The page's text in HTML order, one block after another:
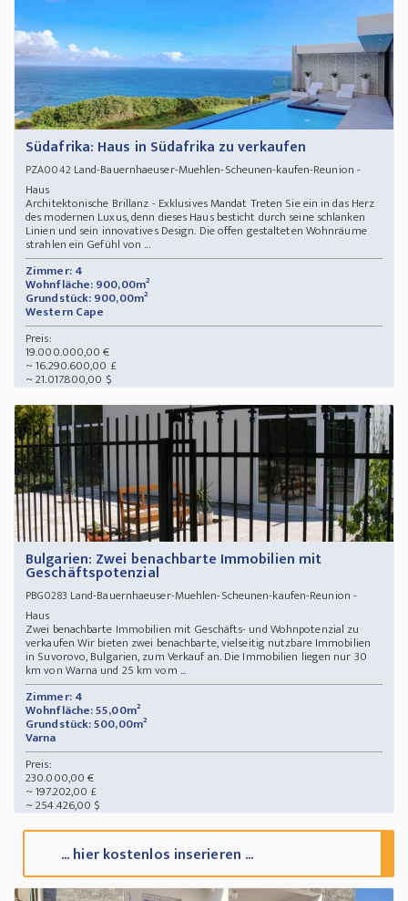
Südafrika: Haus in Südafrika zu verkaufen
PZA0042Land-Bauernhaeuser-Muehlen-Scheunen-kaufen-Reunion -
Haus
Architektonische Brillanz - Exklusives Mandat Treten Sie ein in das Herz
des modernen Luxus, denn dieses Haus besticht durch seine schlanken
Linien und sein innovatives Design. Die offen gestalteten Wohnräume
strahlen ein Gefühl von ...
Zimmer: 4
Wohnfläche: 900,00m²
Grundstück: 900,00m²
Western Cape
Preis:
19.000.000,00 €
~ 16.290.600,00 £
~ 21.017.800,00 $
Bulgarien: Zwei benachbarte Immobilien mit
Geschäftspotenzial
PBG0283 Land-Bauernhaeuser-Muehlen-Scheunen-kaufen-Reunion -
Haus
Zwei benachbarte Immobilien mit Geschäfts- und Wohnpotenzial zu
verkaufen Wir bieten zwei benachbarte, vielseitig nutzbare Immobilien
in Suvorovo, Bulgarien, zum Verkauf an. Die Immobilien liegen nur 30
km von Warna und 25 km vom ...
Zimmer: 4
Wohnfläche: 55,00m²
Grundstück: 500,00m²
Varna
Preis:
230.000,00 €
~ 197.202,00 £
~ 254.426,00 $
... hier kostenlos inserieren ...